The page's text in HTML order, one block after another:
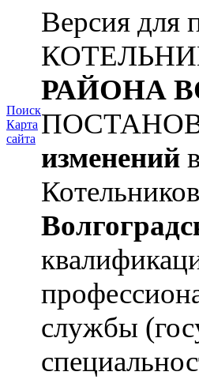
Поиск
Карта
сайта
Версия
РАЙОНА
изменений
службы